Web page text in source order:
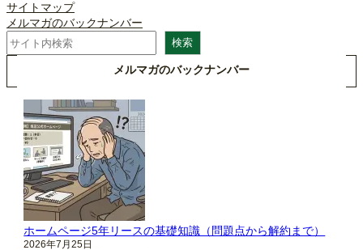
サイトマップ
メルマガのバックナンバー
検
索
検索
メルマガのバックナンバー
ホームページ5年リースの基礎知識（問題点から解約まで）
2026年7月25日